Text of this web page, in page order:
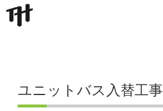
ユニットバス入替工事